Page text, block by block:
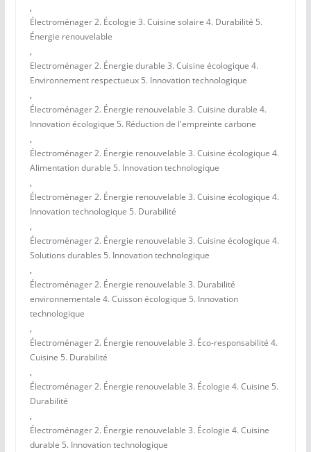
,
Électroménager 2. Écologie 3. Cuisine solaire 4. Durabilité 5.
Énergie renouvelable
,
Electroménager 2. Énergie durable 3. Cuisine écologique 4.
Environnement respectueux 5. Innovation technologique
,
Électroménager 2. Énergie renouvelable 3. Cuisine durable 4.
Innovation écologique 5. Réduction de l'empreinte carbone
,
Électroménager 2. Énergie renouvelable 3. Cuisine écologique 4.
Alimentation durable 5. Innovation technologique
,
Électroménager 2. Énergie renouvelable 3. Cuisine écologique 4.
Innovation technologique 5. Durabilité
,
Électroménager 2. Énergie renouvelable 3. Cuisine écologique 4.
Solutions durables 5. Innovation technologique
,
Électroménager 2. Énergie renouvelable 3. Durabilité
environnementale 4. Cuisson écologique 5. Innovation
technologique
,
Électroménager 2. Énergie renouvelable 3. Éco-responsabilité 4.
Cuisine 5. Durabilité
,
Électroménager 2. Énergie renouvelable 3. Écologie 4. Cuisine 5.
Durabilité
,
Électroménager 2. Énergie renouvelable 3. Écologie 4. Cuisine
durable 5. Innovation technologique